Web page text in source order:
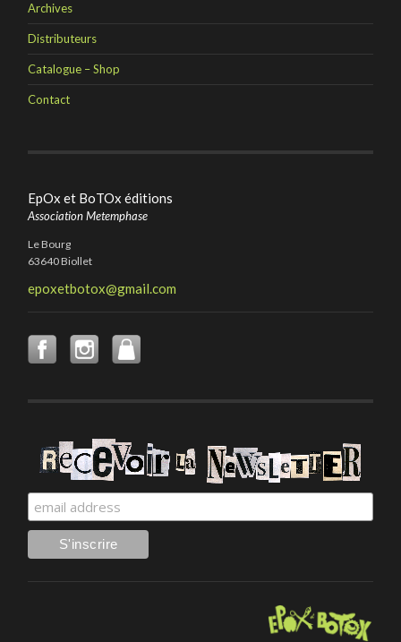
Archives
Distributeurs
Catalogue – Shop
Contact
EpOx et BoTOx éditions
Association Metemphase
Le Bourg
63640 Biollet
epoxetbotox@gmail.com